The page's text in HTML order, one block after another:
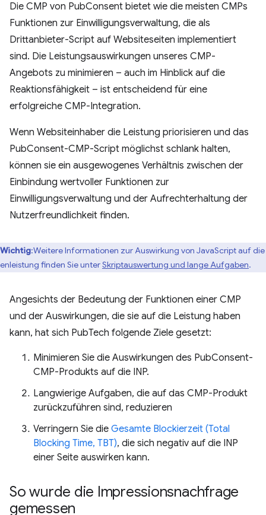
Die CMP von PubConsent bietet wie die meisten CMPs
Funktionen zur Einwilligungsverwaltung, die als
Drittanbieter-Script auf Websiteseiten implementiert
sind. Die Leistungsauswirkungen unseres CMP-
Angebots zu minimieren – auch im Hinblick auf die
Reaktionsfähigkeit – ist entscheidend für eine
erfolgreiche CMP-Integration.
Wenn Websiteinhaber die Leistung priorisieren und das
PubConsent-CMP-Script möglichst schlank halten,
können sie ein ausgewogenes Verhältnis zwischen der
Einbindung wertvoller Funktionen zur
Einwilligungsverwaltung und der Aufrechterhaltung der
Nutzerfreundlichkeit finden.
Wichtig:Weitere Informationen zur Auswirkung von JavaScript auf die
finden Sie unterSkriptauswertung und lange Aufgaben.
Angesichts der Bedeutung der Funktionen einer CMP
und der Auswirkungen, die sie auf die Leistung haben
kann, hat sich PubTech folgende Ziele gesetzt:
Minimieren Sie die Auswirkungen des PubConsent-
CMP-Produkts auf die INP.
Langwierige Aufgaben, die auf das CMP-Produkt
zurückzuführen sind, reduzieren
Verringern Sie die Gesamte Blockierzeit (Total
Blocking Time, TBT), die sich negativ auf die INP
einer Seite auswirken kann.
So wurde die Impressionsnachfrage
gemessen